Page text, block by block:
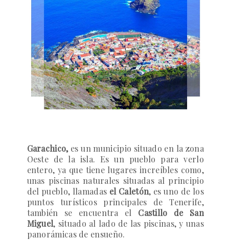
Garachico, es un municipio situado en la zona
Oeste de la isla. Es un pueblo para verlo
entero, ya que tiene lugares increíbles como,
unas piscinas naturales situadas al principio
del pueblo, llamadas el Caletón, es uno de los
puntos turísticos principales de Tenerife,
también se encuentra el Castillo de San
Miguel, situado al lado de las piscinas, y unas
panorámicas de ensueño.